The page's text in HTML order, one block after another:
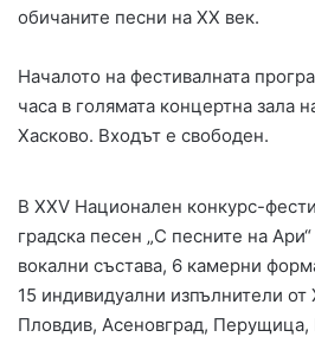
обичаните песни на XX век.
Началото на фестивалната
часа в голямата концертна зала
Хасково. Входът е свободен.
В XXV Национален конкурс-
градска песен „С песните на
вокални състава, 6 камерни
15 индивидуални изпълнители
Пловдив, Асеновград, Перущица,